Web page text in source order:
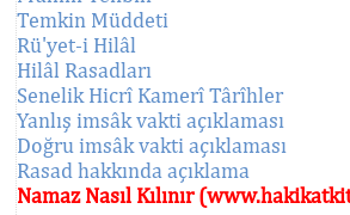
Temkin Müddeti
Rü'yet-i Hilâl
Hilâl Rasadları
Senelik Hicrî Kamerî Târîhler
Yanlış imsâk vakti açıklaması
Doğru imsâk vakti açıklaması
Rasad hakkında açıklama
Namaz Nasıl Kılınır